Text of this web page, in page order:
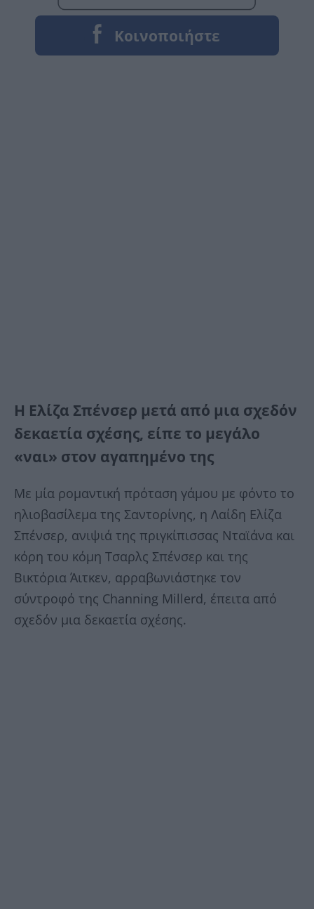
H Ελίζα Σπένσερ μετά από μια σχεδόν
δεκαετία σχέσης, είπε το μεγάλο
«ναι» στον αγαπημένο της
Mε μία ρομαντική πρόταση γάμου με φόντο το
ηλιοβασίλεμα της Σαντορίνης, η Λαίδη Ελίζα
Σπένσερ, ανιψιά της πριγκίπισσας Νταϊάνα και
κόρη του κόμη Τσαρλς Σπένσερ και της
Βικτόρια Άιτκεν, αρραβωνιάστηκε τον
σύντροφό της Channing Millerd, έπειτα από
σχεδόν μια δεκαετία σχέσης.